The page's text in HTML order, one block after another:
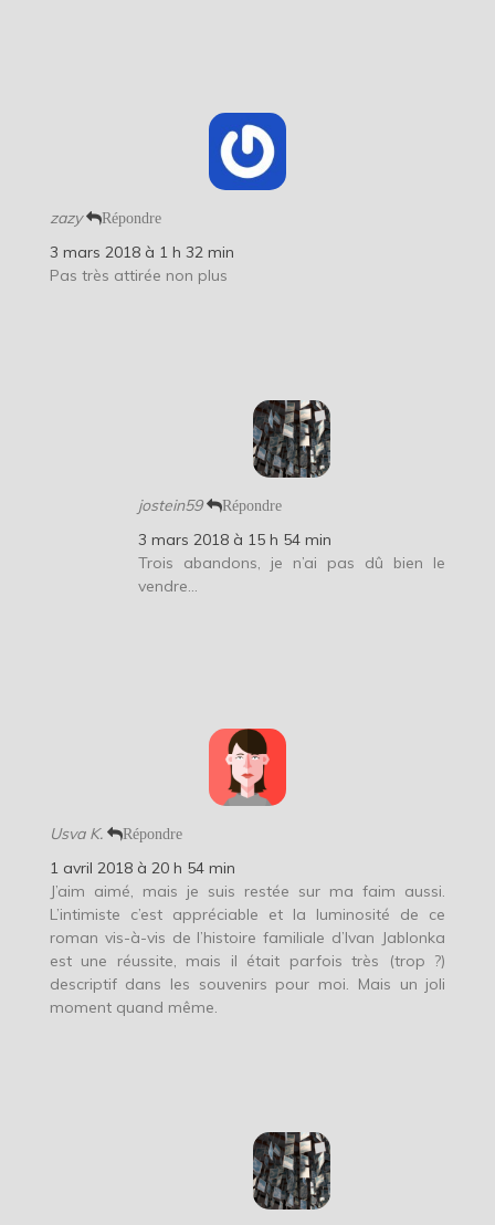
zazy Répondre
3 mars 2018 à 1 h 32 min
Pas très attirée non plus
jostein59 Répondre
3 mars 2018 à 15 h 54 min
Trois abandons, je n’ai pas dû bien le
vendre…
Usva K. Répondre
1 avril 2018 à 20 h 54 min
J’aim aimé, mais je suis restée sur ma faim aussi.
L’intimiste c’est appréciable et la luminosité de ce
roman vis-à-vis de l’histoire familiale d’Ivan Jablonka
est une réussite, mais il était parfois très (trop ?)
descriptif dans les souvenirs pour moi. Mais un joli
moment quand même.